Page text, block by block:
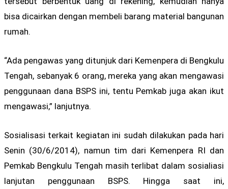
bisa dicairkan dengan membeli barang material bangunan
rumah.
“Ada pengawas yang ditunjuk dari Kemenpera di Bengkulu
Tengah, sebanyak 6 orang, mereka yang akan mengawasi
penggunaan dana BSPS ini, tentu Pemkab juga akan ikut
mengawasi,” lanjutnya.
Sosialisasi terkait kegiatan ini sudah dilakukan pada hari
Senin (30/6/2014), namun tim dari Kemenpera RI dan
Pemkab Bengkulu Tengah masih terlibat dalam sosialiasi
lanjutan penggunaan BSPS. Hingga saat ini,